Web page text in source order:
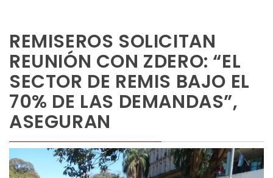
REMISEROS SOLICITAN
REUNIÓN CON ZDERO: “EL
SECTOR DE REMIS BAJO EL
70% DE LAS DEMANDAS”,
ASEGURAN